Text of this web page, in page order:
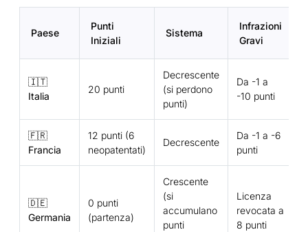
Paese
Punti
Iniziali
Sistema
Infrazioni
Gravi
🇮🇹
Italia
20 punti
Decrescente
(si perdono
punti)
Da -1 a
-10 punti
🇫🇷
Francia
12 punti (6
neopatentati)
Decrescente
Da -1 a -6
punti
🇩🇪
Germania
0 punti
(partenza)
Crescente
(si
accumulano
punti
Licenza
revocata a
8 punti